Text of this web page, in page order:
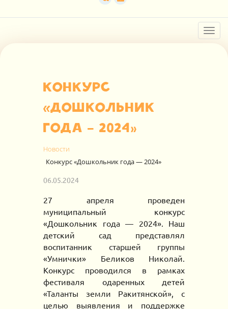
Конкурс
«Дошкольник
года — 2024»
Новости
Конкурс «Дошкольник года — 2024»
06.05.2024
27 апреля проведен
муниципальный конкурс
«Дошкольник года — 2024». Наш
детский сад представлял
воспитанник старшей группы
«Умнички» Беликов Николай.
Конкурс проводился в рамках
фестиваля одаренных детей
«Таланты земли Ракитянской», с
целью выявления и поддержке